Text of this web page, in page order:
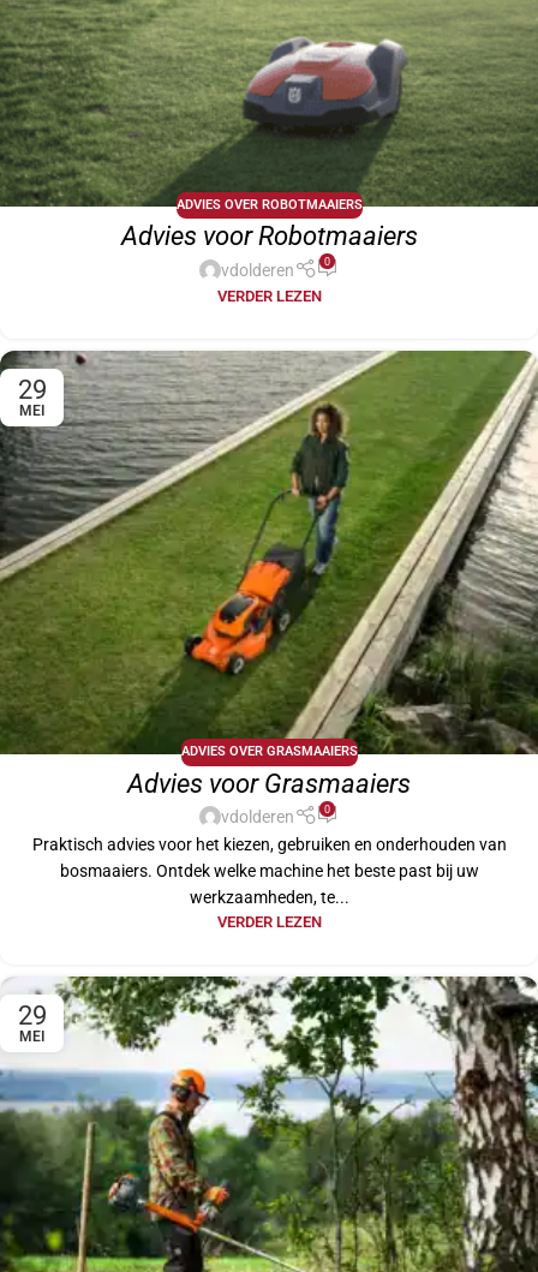
ADVIES OVER ROBOTMAAIERS
Advies voor Robotmaaiers
vdolderen 0
VERDER LEZEN
29
MEI
ADVIES OVER GRASMAAIERS
Advies voor Grasmaaiers
vdolderen 0
Praktisch advies voor het kiezen, gebruiken en onderhouden van
bosmaaiers. Ontdek welke machine het beste past bij uw
werkzaamheden, te...
VERDER LEZEN
29
MEI